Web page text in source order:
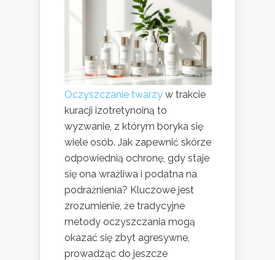
Oczyszczanie twarzy w trakcie
kuracji izotretynoiną to
wyzwanie, z którym boryka się
wiele osób. Jak zapewnić skórze
odpowiednią ochronę, gdy staje
się ona wrażliwa i podatna na
podrażnienia? Kluczowe jest
zrozumienie, że tradycyjne
metody oczyszczania mogą
okazać się zbyt agresywne,
prowadząc do jeszcze